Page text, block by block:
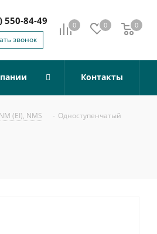
0 0 0
0
550-84-49
звонок
Контакты
(EI), NMS - Одноступенчатый